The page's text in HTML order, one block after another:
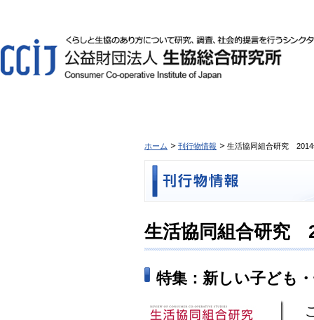
ホーム 刊行物情報 生活協同組合研究
生活協同組合研究
特集：新しい子ども